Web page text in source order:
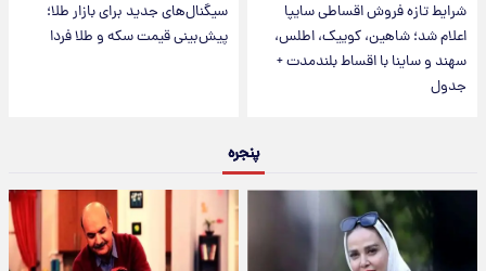
شرایط تازه فروش اقساطی سایپا
اعلام شد؛ شاهین، کوییک، اطلس،
سهند و ساینا با اقساط بلندمدت +
جدول
سیگنال‌های جدید برای بازار طلا؛
پیش‌بینی قیمت سکه و طلا فردا
پنجره